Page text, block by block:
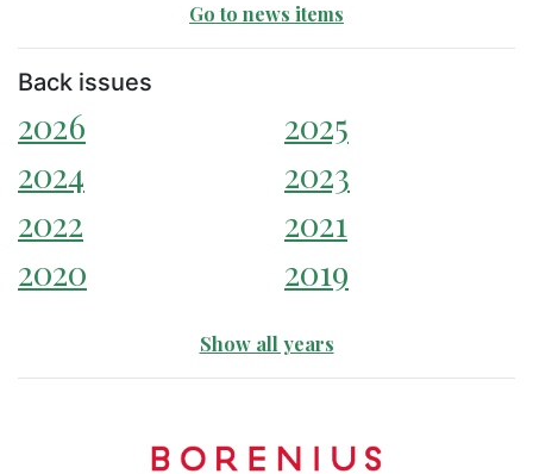
Go to news items
Back issues
2026
2025
2024
2023
2022
2021
2020
2019
Show all years